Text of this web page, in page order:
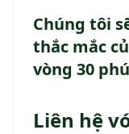
Chúng tôi
thắc mắc
vòng 30
Liên hệ